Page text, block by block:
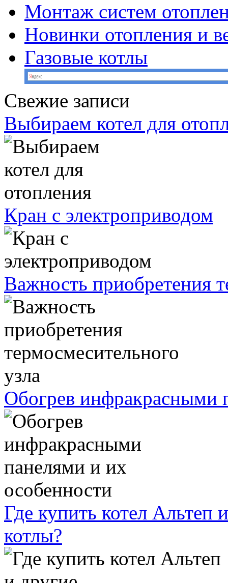
Монтаж систем
Новинки отопления и
Газовые котлы
Свежие записи
Выбираем котел для
Кран с электроприводом
Важность приобретения
Обогрев инфракрасными
Где купить котел Альтеп
котлы?